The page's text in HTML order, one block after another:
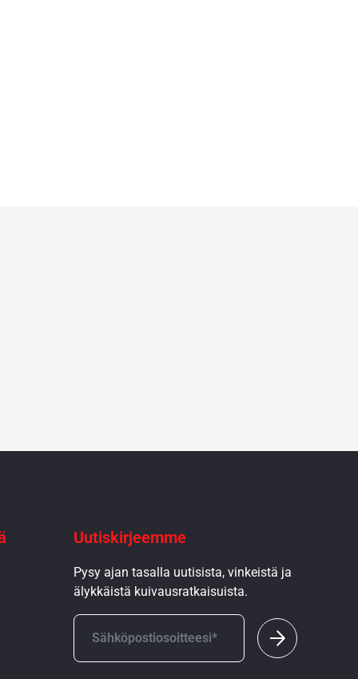
Uutiskirjeemme
Pysy ajan tasalla uutisista, vinkeistä ja
älykkäistä kuivausratkaisuista.